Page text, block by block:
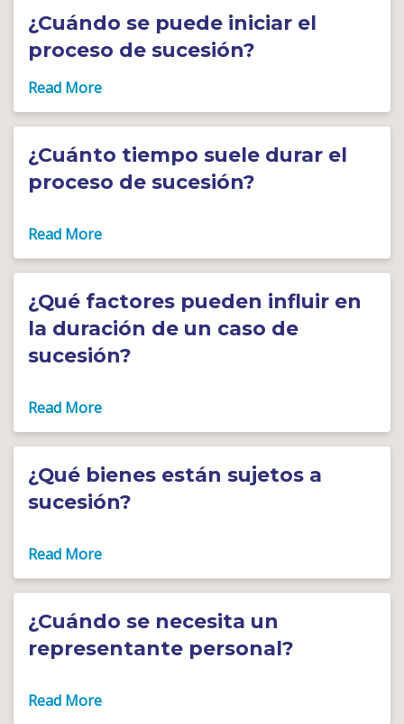
¿Cuándo se puede iniciar el
proceso de sucesión?
¿Cuánto tiempo suele durar el
proceso de sucesión?
¿Qué factores pueden influir en
la duración de un caso de
sucesión?
¿Qué bienes están sujetos a
sucesión?
¿Cuándo se necesita un
representante personal?